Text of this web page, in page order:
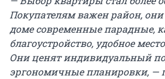
Покупателям важен район, они
доме современные парадные,
благоустройство, удобное
Они ценят индивидуальный
эргономичные планировки, —